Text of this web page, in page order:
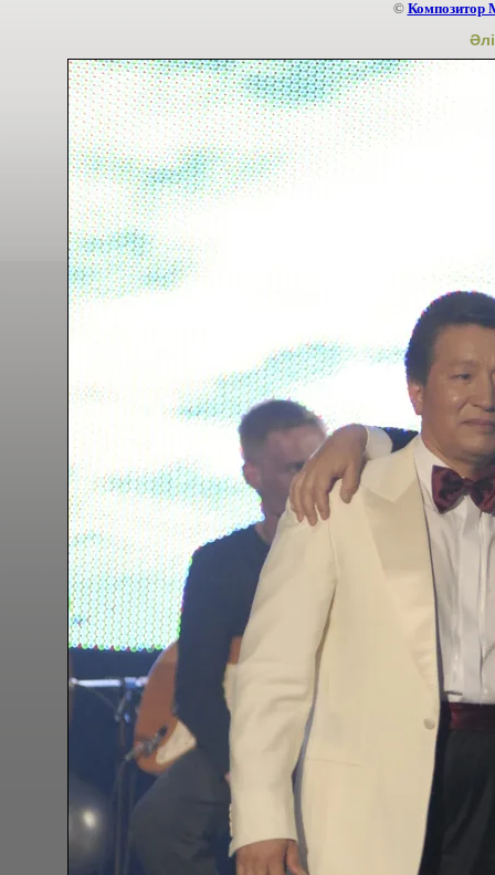
© Композитор